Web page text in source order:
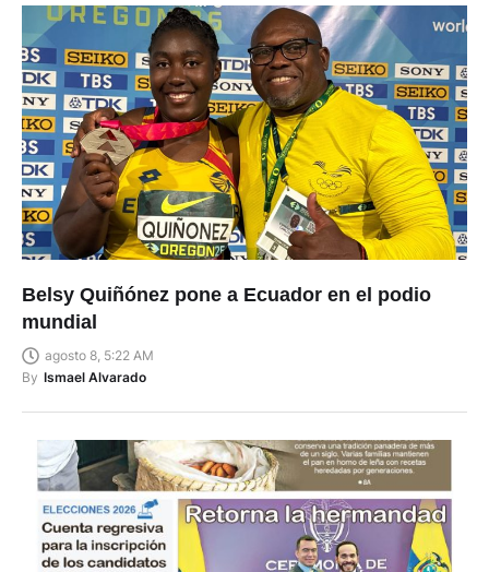
Belsy Quiñónez pone a Ecuador en el podio
mundial
agosto 8, 5:22 AM
By Ismael Alvarado